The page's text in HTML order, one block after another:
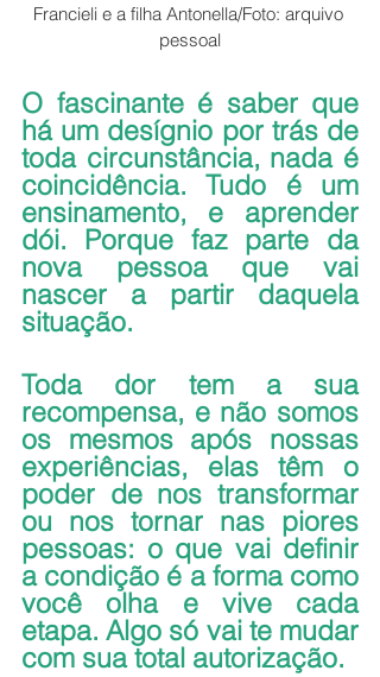
Francieli e a filha Antonella/Foto: arquivo
pessoal
O fascinante é saber que
há um desígnio por trás de
toda circunstância, nada é
coincidência. Tudo é um
ensinamento, e aprender
dói. Porque faz parte da
nova pessoa que vai
nascer a partir daquela
situação.
Toda dor tem a sua
recompensa, e não somos
os mesmos após nossas
experiências, elas têm o
poder de nos transformar
ou nos tornar nas piores
pessoas: o que vai definir
a condição é a forma como
você olha e vive cada
etapa. Algo só vai te mudar
com sua total autorização.